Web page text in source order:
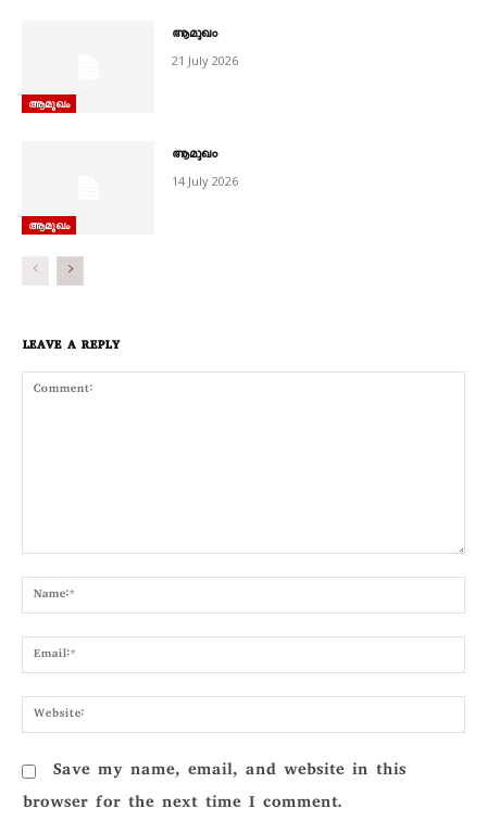
ആമുഖം
ആമുഖം
21 July 2026
ആമുഖം
ആമുഖം
14 July 2026
LEAVE A REPLY
Save my name, email, and website in this
browser for the next time I comment.